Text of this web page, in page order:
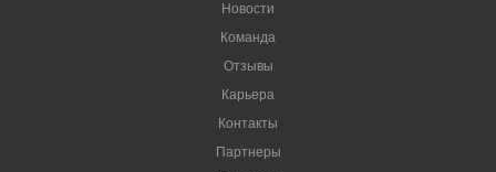
Новости
Команда
Отзывы
Карьера
Контакты
Партнеры